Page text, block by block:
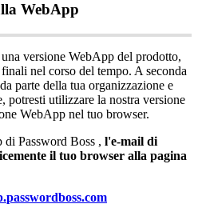
WebApp
una versione WebApp del prodotto,
finali nel corso del tempo. A seconda
da parte della tua organizzazione e
, potresti utilizzare la nostra versione
WebApp nel tuo browser.
di Password Boss , l'e-mail di
il tuo browser alla pagina
.passwordboss.com